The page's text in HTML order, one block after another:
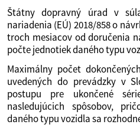
Štátny dopravný úrad v
nariadenia (EÚ) 2018/858 o
troch mesiacov od doručenia
počte jednotiek daného typu
Maximálny počet
uvedených do prevádzky v
postupu pre ukončené
nasledujúcich spôsobov,
daného typu vozidla sa